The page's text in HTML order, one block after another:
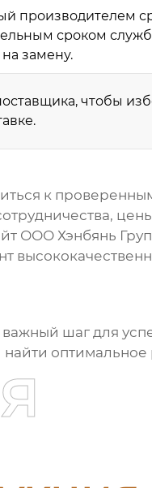
производителем
сроком
замену.
чтобы
к
ООО Хэнбянь
важный шаг для
найти